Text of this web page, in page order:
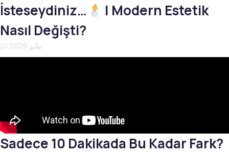
İsteseydiniz…
| Modern Estetik
Nasıl Değişti?
21 يناير 2026
Sadece 10 Dakikada Bu Kadar Fark?